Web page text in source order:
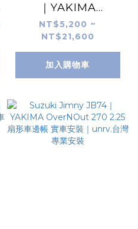
｜YAKIMA
OverNOut 270 2.25
m 扇形帳 蝙蝠帳 實車
安裝｜unrv.台灣專業
安裝
NT$5,200 ~
NT$21,600
加入購物車